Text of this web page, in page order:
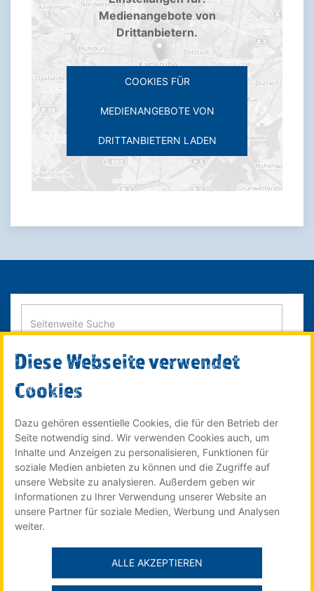
Medienangebote von
Drittanbietern.
COOKIES FÜR
MEDIENANGEBOTE VON
DRITTANBIETERN LADEN
SUCHE STARTEN
© 2022 Röser MEDIA GmbH & Co. KG - ein Unternehmen im
Röser Medienhaus
Der Stellenmarkt für Auszubildende online auf:
Impressum
Diese Webseite verwendet
Cookies
Dazu gehören essentielle Cookies, die für den Betrieb der
Seite notwendig sind. Wir verwenden Cookies auch, um
Inhalte und Anzeigen zu personalisieren, Funktionen für
soziale Medien anbieten zu können und die Zugriffe auf
unsere Website zu analysieren. Außerdem geben wir
Informationen zu Ihrer Verwendung unserer Website an
unsere Partner für soziale Medien, Werbung und Analysen
weiter.
ALLE AKZEPTIEREN